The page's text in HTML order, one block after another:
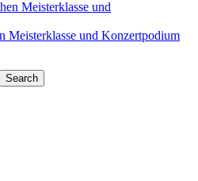
Meisterklasse und Konzertpodium